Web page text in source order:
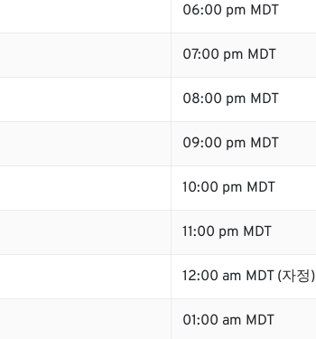
06:00 pm MDT
07:00 pm MDT
08:00 pm MDT
09:00 pm MDT
10:00 pm MDT
11:00 pm MDT
12:00 am MDT (자정)
01:00 am MDT